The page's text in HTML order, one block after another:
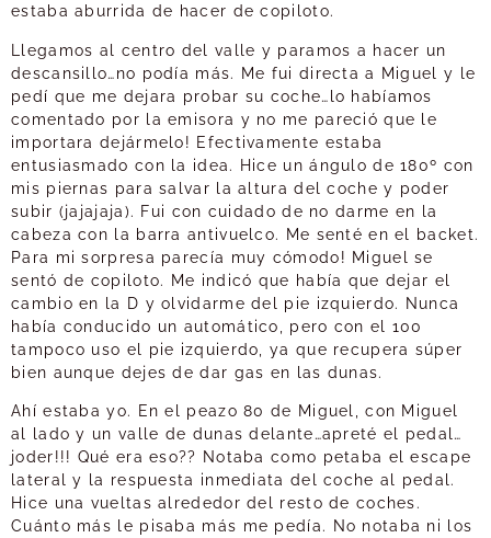
estaba aburrida de hacer de copiloto.
Llegamos al centro del valle y paramos a hacer un
descansillo…no podía más. Me fui directa a Miguel y le
pedí que me dejara probar su coche…lo habíamos
comentado por la emisora y no me pareció que le
importara dejármelo! Efectivamente estaba
entusiasmado con la idea. Hice un ángulo de 180º con
mis piernas para salvar la altura del coche y poder
subir (jajajaja). Fui con cuidado de no darme en la
cabeza con la barra antivuelco. Me senté en el backet.
Para mi sorpresa parecía muy cómodo! Miguel se
sentó de copiloto. Me indicó que había que dejar el
cambio en la D y olvidarme del pie izquierdo. Nunca
había conducido un automático, pero con el 100
tampoco uso el pie izquierdo, ya que recupera súper
bien aunque dejes de dar gas en las dunas.
Ahí estaba yo. En el peazo 80 de Miguel, con Miguel
al lado y un valle de dunas delante…apreté el pedal…
joder!!! Qué era eso?? Notaba como petaba el escape
lateral y la respuesta inmediata del coche al pedal.
Hice una vueltas alrededor del resto de coches.
Cuánto más le pisaba más me pedía. No notaba ni los